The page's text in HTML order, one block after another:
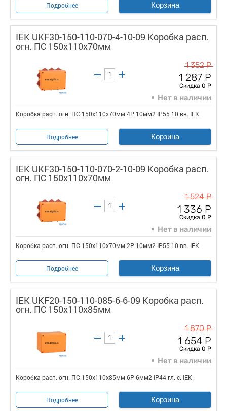
Подробнее Корзина
IEK UKF30-150-110-070-4-10-09 Коробка расп.
огн. ПС 150х110х70мм
1 352 Р
1 287 Р
Скидка 0 Р
Нет в наличии
Коробка расп. огн. ПС 150х110х70мм 4P 10мм2 IP55 10 вв. IEK
Подробнее Корзина
IEK UKF30-150-110-070-2-10-09 Коробка расп.
огн. ПС 150х110х70мм
1 524 Р
1 336 Р
Скидка 0 Р
Нет в наличии
Коробка расп. огн. ПС 150х110х70мм 2P 10мм2 IP55 10 вв. IEK
Подробнее Корзина
IEK UKF20-150-110-085-6-6-09 Коробка расп.
огн. ПС 150х110х85мм
1 870 Р
1 654 Р
Скидка 0 Р
Нет в наличии
Коробка расп. огн. ПС 150х110х85мм 6P 6мм2 IP44 гл. с. IEK
Подробнее Корзина